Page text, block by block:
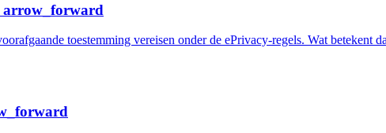
arrow_forward
toestemming vereisen onder de ePrivacy-regels. Wat betekent